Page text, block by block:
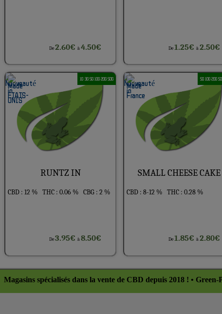
De2.60€ à4.50€ De1.25€ à2.50€
1G 3G 5G 10G 20G 50G
RUNTZ IN
CBD : 12 % THC : 0.06 % CBG : 2 %
De3.95€ à8.50€
5G 10G 20G
SMALL CHEESE CAKE
CBD : 8-12 % THC : 0.28 %
De1.85€ à2.80€
Magasins spécialisés dans la vente de CBD depuis 2018 ! •